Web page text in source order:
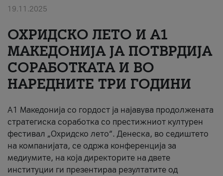
#ПодобарОнлајн
19.11.2025
ОХРИДСКО ЛЕТО И A1
МАКЕДОНИЈА ЈА ПОТВРДИЈА
СОРАБОТКАТА И ВО
НАРЕДНИТЕ ТРИ ГОДИНИ
A1 Македонија со гордост ја најавува продолжената
стратегиска соработка со престижниот културен
фестивал „Охридско лето“. Денеска, во седиштето
на компанијата, се одржа конференција за
медиумите, на која директорите на двете
институции ги презентираа резултатите од